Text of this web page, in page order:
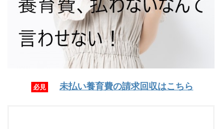
必見 未払い養育費の請求回収はこちら